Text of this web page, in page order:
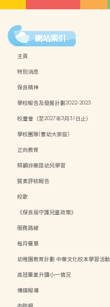
網站索引
主頁
特別消息
保良精神
學校報告及發展計劃2022-2023
校董會（至2027年3月31日止）
學校團隊(曹幼大家庭)
正向教育
照顧非華語幼兒學習
質素評核報告
校歌
《保良局守護兒童政策》
服務路線
每月餐單
幼稚園教育計劃 中華文化校本學習活動
高班畢業升讀小一情況
傳媒報導